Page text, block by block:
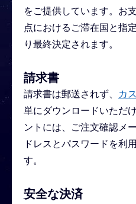
をご提供しています。お
点におけるご滞在国と指
り最終決定されます。
請求書
請求書は郵送されず、 カ
単にダウンロードいただ
ントには、ご注文確認メ
ドレスとパスワードを利
す。
安全な決済